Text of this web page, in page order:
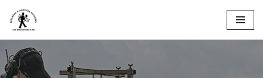
Hoppa
innehåll